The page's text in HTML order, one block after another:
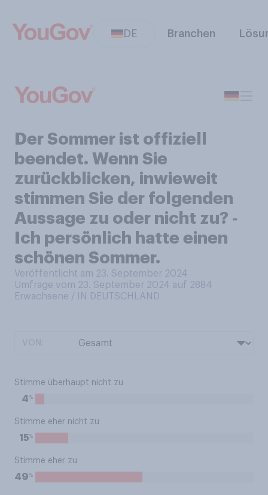
DE Branchen
Der Sommer ist offiziell
beendet. Wenn Sie
zurückblicken, inwieweit
stimmen Sie der folgenden
Aussage zu oder nicht zu? ‑
Ich persönlich hatte einen
schönen Sommer.
Veröffentlicht am 23. September 2024
Umfrage vom 23. September 2024 auf 2884
Erwachsene / IN DEUTSCHLAND
Stimme überhaupt nicht zu
4%
Stimme eher nicht zu
15%
Stimme eher zu
49%